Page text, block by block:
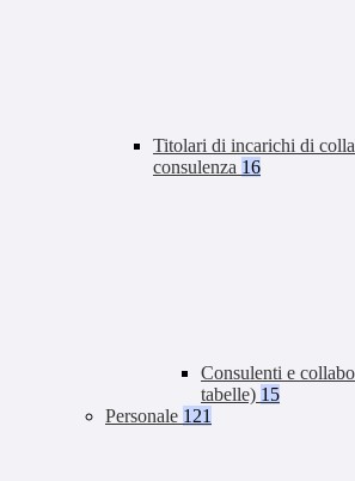
Titolari di incarichi di
consulenza 16
Consulenti e
tabelle) 15
Personale 121